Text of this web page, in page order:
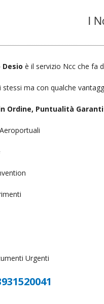
I
Desioè il servizio Ncc che fa
stessi ma con qualche
Ordine, Puntualità
Urgenti